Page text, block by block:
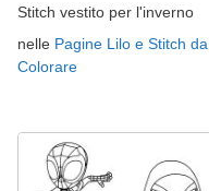
Stitch vestito per l'inverno
nelle Pagine Lilo e Stitch da
Colorare